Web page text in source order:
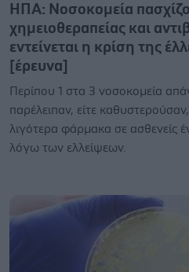
ΗΠΑ: Nοσοκομεία
χημειοθεραπείας και
εντείνεται η κρίση της
[έρευνα]
Περίπου 1 στα 3 νοσοκομεία
παρέλειπαν, είτε
λιγότερα φάρμακα σε ασθενείς
λόγω των ελλείψεων.